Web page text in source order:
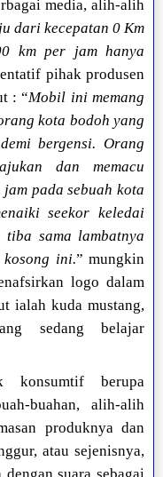
media, alih-alih
dari kecepatan 0 Km
km per jam hanya
pihak produsen
: “Mobil ini memang
kota bodoh yang
bergensi. Orang
dan memacu
pada sebuah kota
seekor keledai
sama lambatnya
kosong ini.” mungkin
logo dalam
ialah kuda mustang,
sedang belajar
konsumtif berupa
buahan, alih-alih
produknya dan
atau sejenisnya,